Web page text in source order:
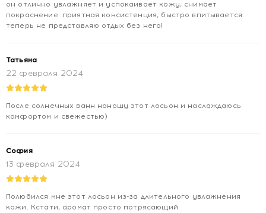
CHINENSIS (JOJOBA) SEED OIL (SIMMONDSIA
CHINENSIS SEED OIL). SODIUM HYDROXIDE. SORBITAN
ISOSTEARATE. TOCOPHERYL GLUCOSIDE. WATER (AQUA).
он отлично увлажняет и успокаивает кожу, снимает
покраснение. приятная консистенция, быстро впитывается.
теперь не представляю отдых без него!
Татьяна
22 февраля 2024
После солнечных ванн наношу этот лосьон и наслаждаюсь
комфортом и свежестью)
София
13 февраля 2024
Полюбился мне этот лосьон из-за длительного увлажнения
кожи. Кстати, аромат просто потрясающий.